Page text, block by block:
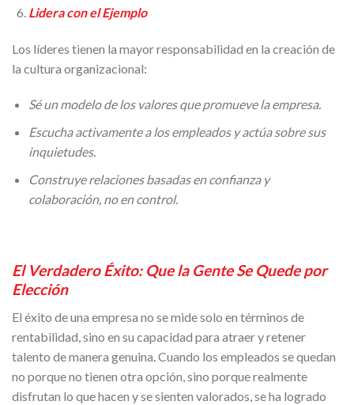
Lidera con el Ejemplo
Los líderes tienen la mayor responsabilidad en la creación de
la cultura organizacional:
Sé un modelo de los valores que promueve la empresa.
Escucha activamente a los empleados y actúa sobre sus
inquietudes.
Construye relaciones basadas en confianza y
colaboración, no en control.
El Verdadero Éxito: Que la Gente Se Quede por
Elección
El éxito de una empresa no se mide solo en términos de
rentabilidad, sino en su capacidad para atraer y retener
talento de manera genuina. Cuando los empleados se quedan
no porque no tienen otra opción, sino porque realmente
disfrutan lo que hacen y se sienten valorados, se ha logrado